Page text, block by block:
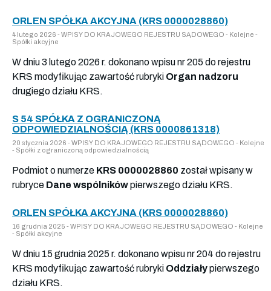
ORLEN SPÓŁKA AKCYJNA (KRS 0000028860)
4 lutego 2026 - WPISY DO KRAJOWEGO REJESTRU SĄDOWEGO - Kolejne -
Spółki akcyjne
W dniu 3 lutego 2026 r. dokonano wpisu nr 205 do rejestru
KRS modyfikując zawartość rubryki Organ nadzoru
drugiego działu KRS.
S 54 SPÓŁKA Z OGRANICZONĄ
ODPOWIEDZIALNOŚCIĄ (KRS 0000861318)
20 stycznia 2026 - WPISY DO KRAJOWEGO REJESTRU SĄDOWEGO - Kolejne
- Spółki z ograniczoną odpowiedzialnością
Podmiot o numerze KRS 0000028860 został wpisany w
rubryce Dane wspólnikówpierwszego działu KRS.
ORLEN SPÓŁKA AKCYJNA (KRS 0000028860)
16 grudnia 2025 - WPISY DO KRAJOWEGO REJESTRU SĄDOWEGO - Kolejne
- Spółki akcyjne
W dniu 15 grudnia 2025 r. dokonano wpisu nr 204 do rejestru
KRS modyfikując zawartość rubryki Oddziałypierwszego
działu KRS.